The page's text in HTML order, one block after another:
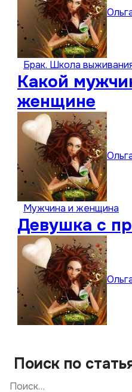
Брак. Школа
Какой
женщине
Мужчина и женщина
Девушка с
Поиск по
Найти: